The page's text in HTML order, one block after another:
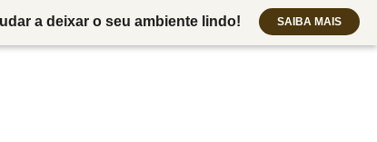
a deixar o seu ambiente lindo! SAIBA MAIS